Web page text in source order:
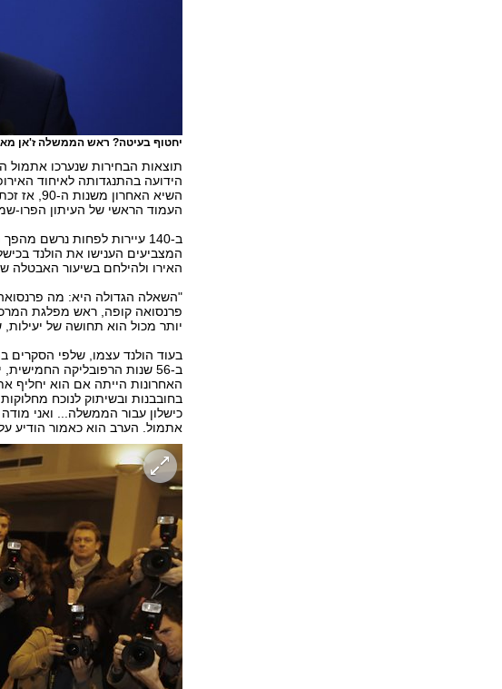
יחטוף בעיטה? ראש הממשלה ז'אן
תוצאות הבחירות שנערכו אתמול
השיא
העמוד הראשי של העיתון הפרו-
ב-140 עיירות לפחות נרשם
המצביעים הענישו את הולנד
האירו ולהילחם בשיעור האבטלה שעומד
"השאלה הגדולה היא: מה
יותר מכול הוא תחושה של יעילות,
בעוד הולנד עצמו, שלפי הסקרים
האחרונות הייתה אם הוא
בחובבנות ובשיתוק לנוכח
כישלון עבור הממשלה... ואני
אתמול. הערב הוא כאמור הודיע